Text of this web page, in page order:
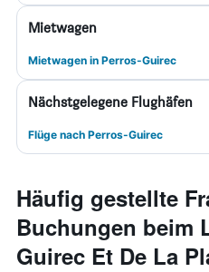
Mietwagen
Mietwagen in Perros-Guirec
Nächstgelegene Flughäfen
Flüge nach Perros-Guirec
Häufig gestellte
Buchungen beim
Guirec Et De La